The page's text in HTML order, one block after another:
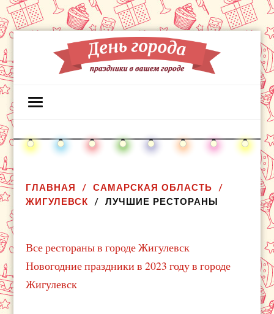
ГЛАВНАЯ
САМАРСКАЯ ОБЛАСТЬ
ЖИГУЛЕВСК
ЛУЧШИЕ РЕСТОРАНЫ
Все рестораны в городе Жигулевск
Новогодние праздники в 2023 году в городе
Жигулевск